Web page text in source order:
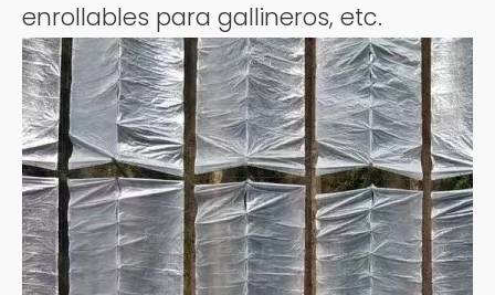
enrollables para gallineros, etc.